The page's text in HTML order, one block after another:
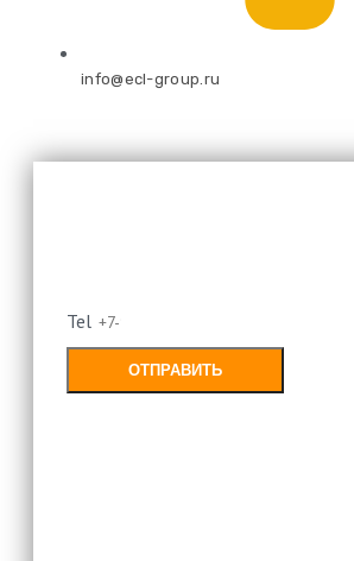
info@ecl-group.ru
Tel
ОТПРАВИТЬ